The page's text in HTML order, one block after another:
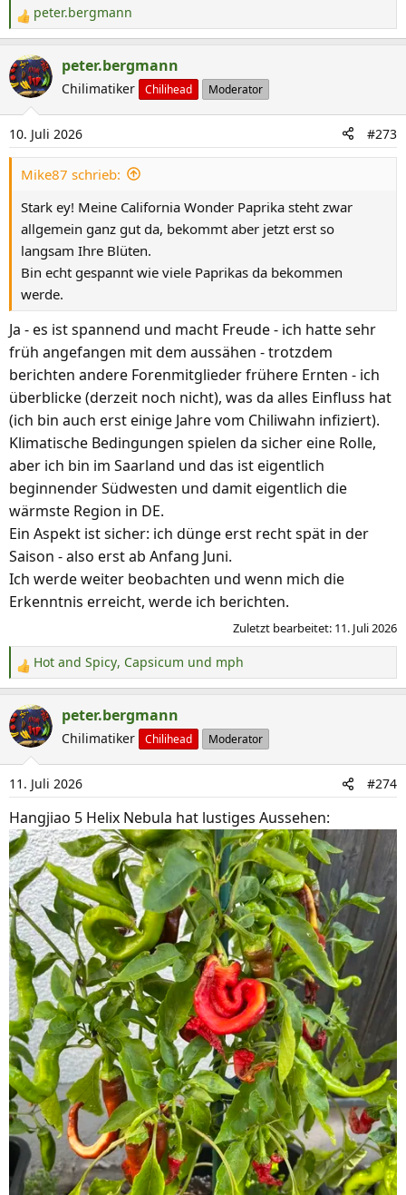
R
e
a
k
t
i
o
n
e
n
peter.bergmann
peter.bergmann
Chilimatiker Chilihead Moderator
10. Juli 2026 #273
Mike87 schrieb:
Stark ey! Meine California Wonder Paprika steht zwar
allgemein ganz gut da, bekommt aber jetzt erst so
langsam Ihre Blüten.
Bin echt gespannt wie viele Paprikas da bekommen
werde.
Ja - es ist spannend und macht Freude - ich hatte sehr
früh angefangen mit dem aussähen - trotzdem
berichten andere Forenmitglieder frühere Ernten - ich
überblicke (derzeit noch nicht), was da alles Einfluss hat
(ich bin auch erst einige Jahre vom Chiliwahn infiziert).
Klimatische Bedingungen spielen da sicher eine Rolle,
aber ich bin im Saarland und das ist eigentlich
beginnender Südwesten und damit eigentlich die
wärmste Region in DE.
Ein Aspekt ist sicher: ich dünge erst recht spät in der
Saison - also erst ab Anfang Juni.
Ich werde weiter beobachten und wenn mich die
Erkenntnis erreicht, werde ich berichten.
Zuletzt bearbeitet: 11. Juli 2026
R
e
a
k
t
i
o
n
e
n
:
Hot and Spicy, Capsicum und mph
peter.bergmann
Chilimatiker Chilihead Moderator
11. Juli 2026 #274
Hangjiao 5 Helix Nebula hat lustiges Aussehen: